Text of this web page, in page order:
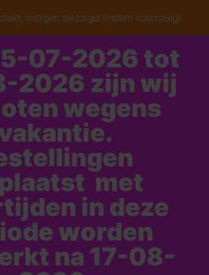
morgen bezorgd (indien voorradig)
07-2026 tot
2026 zijn wij
wegens
met
in deze
worden
na 17-08-